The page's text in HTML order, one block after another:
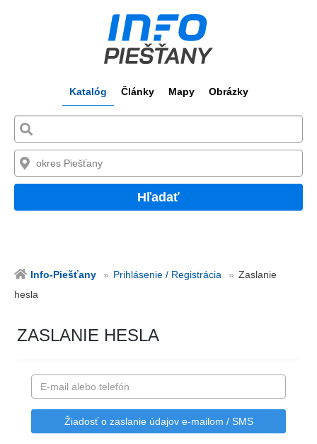
Katalóg Články Mapy Obrázky
Hľadať
Info-Piešťany Prihlásenie / Registrácia
Zaslanie
hesla
ZASLANIE HESLA